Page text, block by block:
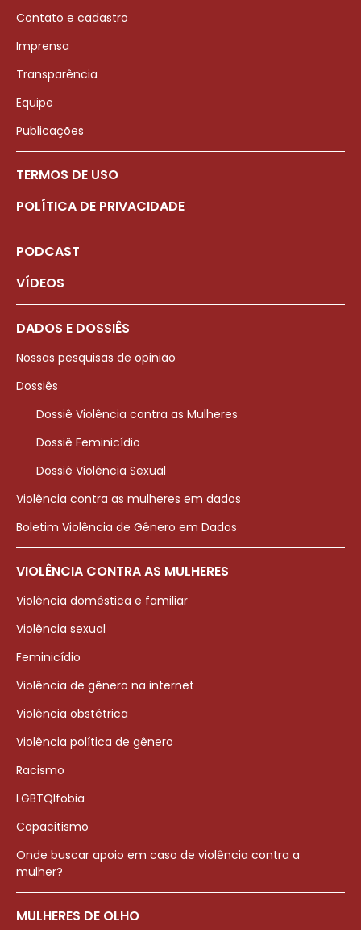
Contato e cadastro
Imprensa
Transparência
Equipe
Publicações
TERMOS DE USO
POLÍTICA DE PRIVACIDADE
PODCAST
VÍDEOS
DADOS E DOSSIÊS
Nossas pesquisas de opinião
Dossiês
Dossiê Violência contra as Mulheres
Dossiê Feminicídio
Dossiê Violência Sexual
Violência contra as mulheres em dados
Boletim Violência de Gênero em Dados
VIOLÊNCIA CONTRA AS MULHERES
Violência doméstica e familiar
Violência sexual
Feminicídio
Violência de gênero na internet
Violência obstétrica
Violência política de gênero
Racismo
LGBTQIfobia
Capacitismo
Onde buscar apoio em caso de violência contra a
mulher?
MULHERES DE OLHO